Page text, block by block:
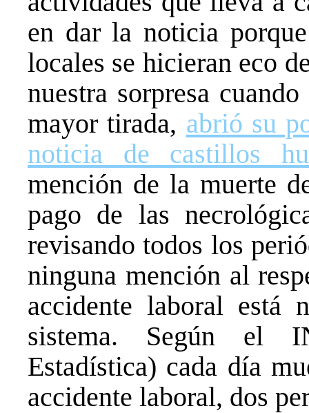
en dar la noticia
locales se hicieran eco
nuestra sorpresa
mayor tirada, abrió su
noticia de castillos
mención de la muerte
pago de las
revisando todos los
ninguna mención al
accidente laboral está
sistema. Según el
Estadística) cada día
accidente laboral, dos